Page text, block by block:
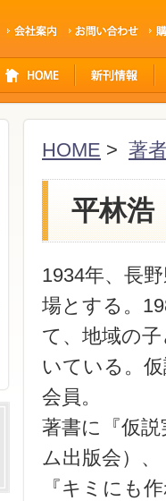
HOME > 著
平林浩
1934年、長
場とする。
て、地域の
いている。
会員。
著書に『仮
ム出版会）
『キミにも